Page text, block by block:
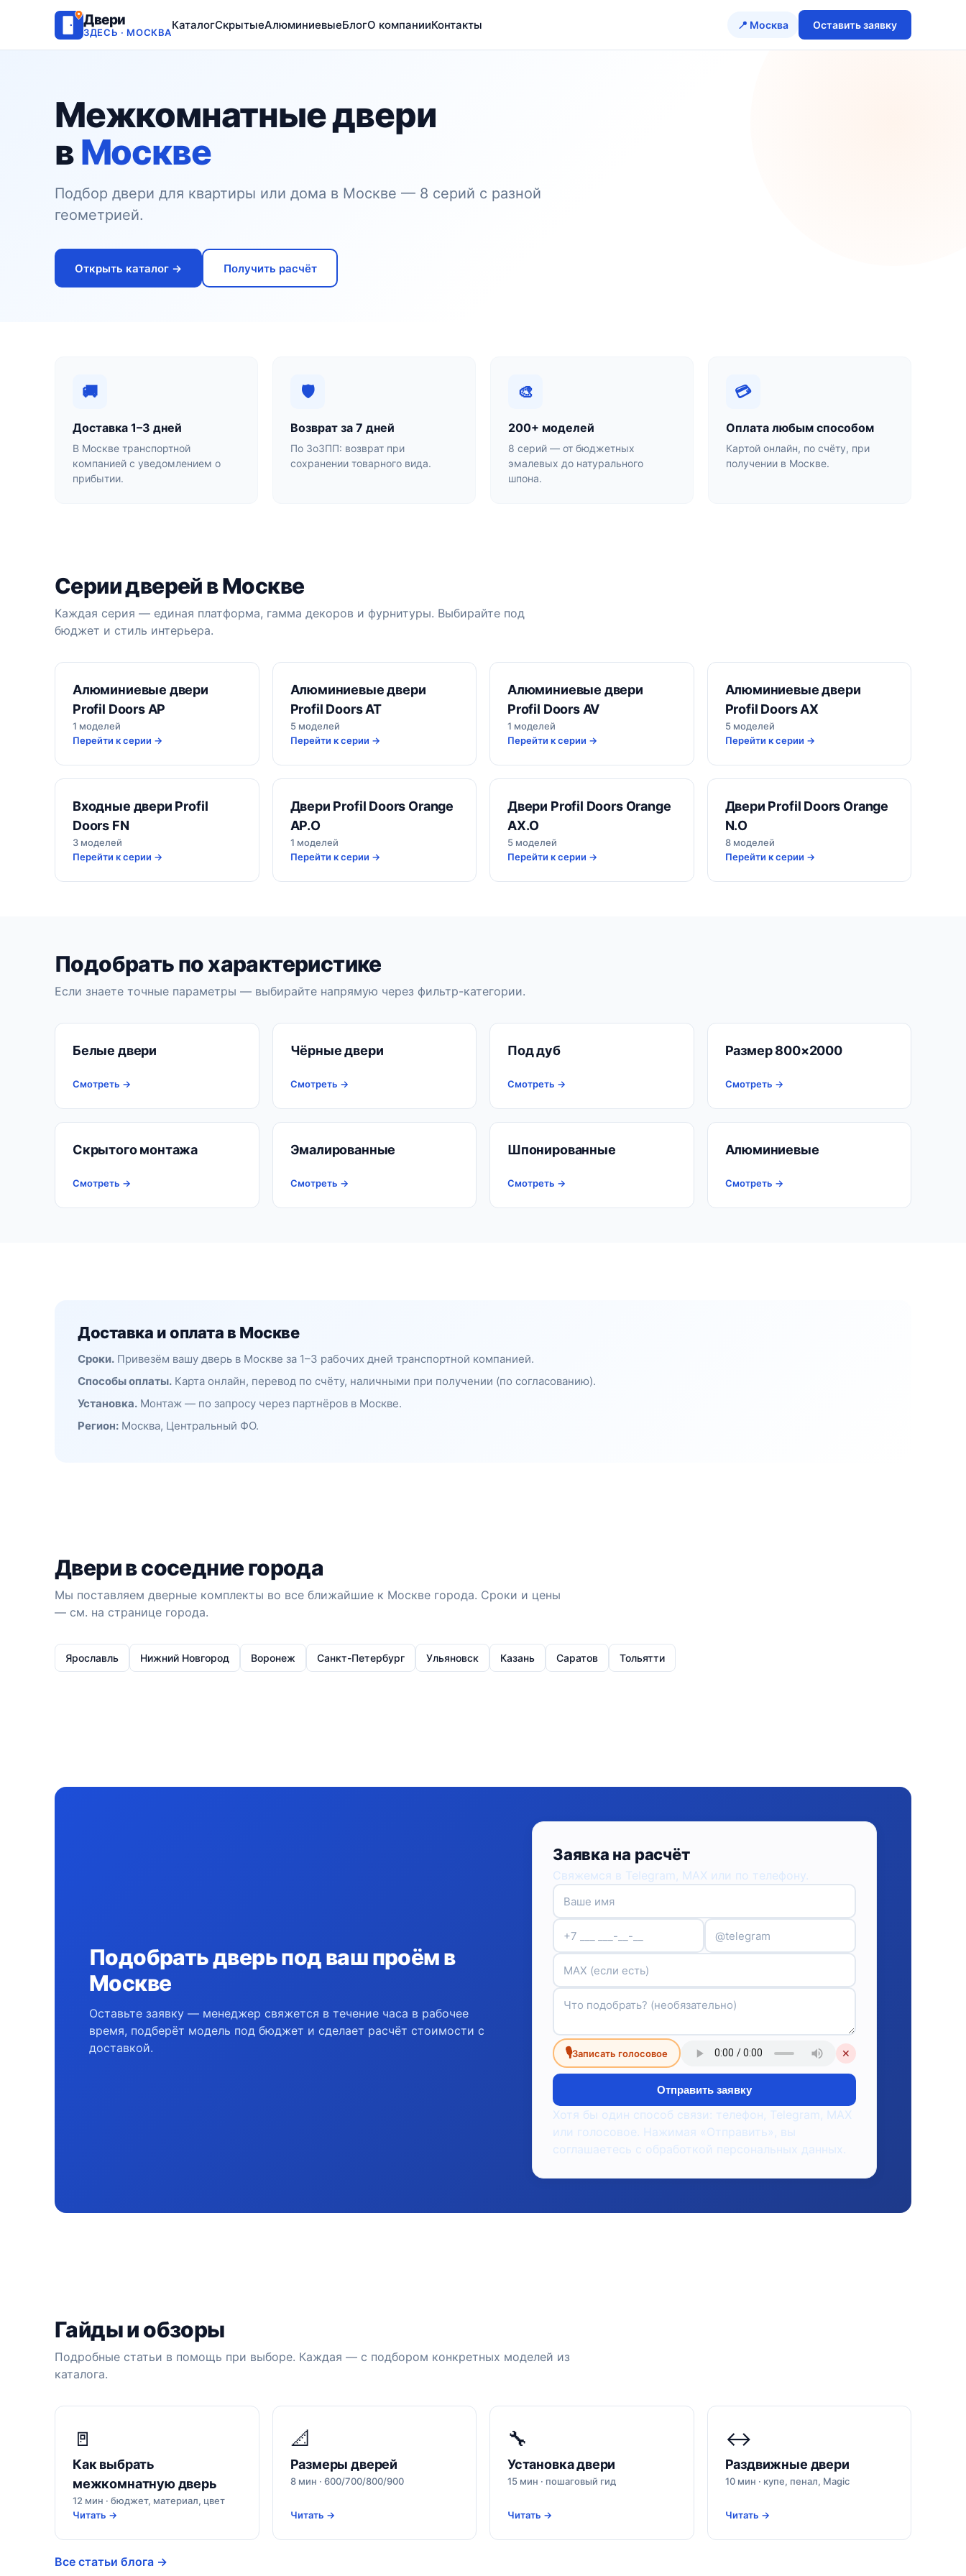
Двери
ЗДЕСЬ · МОСКВА
КаталогСкрытыеАлюминиевыеБлогО компанииКонтакты 📍 Москва Оставить заявку
Межкомнатные двери
вМоскве
Подбор двери для квартиры или дома в Москве — 8 серий с разной
геометрией.
Открыть каталог → Получить расчёт
🚚
Доставка 1–3 дней
В Москве транспортной
компанией с уведомлением о
прибытии.
🛡
Возврат за 7 дней
По ЗоЗПП: возврат при
сохранении товарного вида.
🎨
200+ моделей
8 серий — от бюджетных
эмалевых до натурального
шпона.
💳
Оплата любым способом
Картой онлайн, по счёту, при
получении в Москве.
Серии дверей в Москве
Каждая серия — единая платформа, гамма декоров и фурнитуры. Выбирайте под
бюджет и стиль интерьера.
Алюминиевые двери
Profil Doors AP
1 моделей
Перейти к серии →
Алюминиевые двери
Profil Doors AT
5 моделей
Перейти к серии →
Алюминиевые двери
Profil Doors AV
1 моделей
Перейти к серии →
Алюминиевые двери
Profil Doors AX
5 моделей
Перейти к серии →
Входные двери Profil
Doors FN
3 моделей
Перейти к серии →
Двери Profil Doors Orange
AP.O
1 моделей
Перейти к серии →
Двери Profil Doors Orange
AX.O
5 моделей
Перейти к серии →
Двери Profil Doors Orange
N.O
8 моделей
Перейти к серии →
Подобрать по характеристике
Если знаете точные параметры — выбирайте напрямую через фильтр-категории.
Белые двери
Смотреть →
Чёрные двери
Смотреть →
Под дуб
Смотреть →
Размер 800×2000
Смотреть →
Скрытого монтажа
Смотреть →
Эмалированные
Смотреть →
Шпонированные
Смотреть →
Алюминиевые
Смотреть →
Доставка и оплата в Москве
Сроки. Привезём вашу дверь в Москве за 1–3 рабочих дней транспортной компанией.
Способы оплаты. Карта онлайн, перевод по счёту, наличными при получении (по согласованию).
Установка. Монтаж — по запросу через партнёров в Москве.
Регион: Москва, Центральный ФО.
Двери в соседние города
Мы поставляем дверные комплекты во все ближайшие к Москве города. Сроки и цены
— см. на странице города.
Ярославль Нижний Новгород Воронеж Санкт-Петербург Ульяновск Казань Саратов Тольятти
Подобрать дверь под ваш проём в
Москве
Оставьте заявку — менеджер свяжется в течение часа в рабочее
время, подберёт модель под бюджет и сделает расчёт стоимости с
доставкой.
Заявка на расчёт
Свяжемся в Telegram, MAX или по телефону.
🎙Записать голосовое ✕
Отправить заявку
Хотя бы один способ связи: телефон, Telegram, MAX
или голосовое. Нажимая «Отправить», вы
соглашаетесь с обработкой персональных данных.
Гайды и обзоры
Подробные статьи в помощь при выборе. Каждая — с подбором конкретных моделей из
каталога.
🚪
Как выбрать
межкомнатную дверь
12 мин · бюджет, материал, цвет
Читать →
📐
Размеры дверей
8 мин · 600/700/800/900
Читать →
🔧
Установка двери
15 мин · пошаговый гид
Читать →
↔️
Раздвижные двери
10 мин · купе, пенал, Magic
Читать →
Все статьи блога →